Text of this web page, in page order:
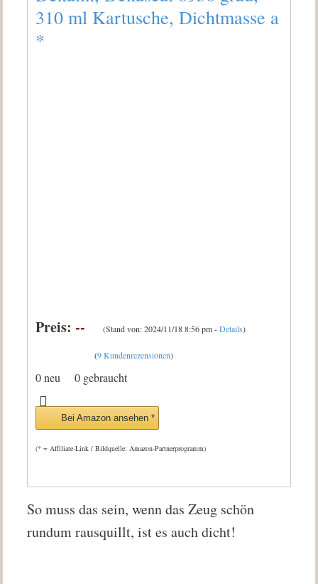
310 ml Kartusche, Dichtmasse a
*
Preis: -- (Stand von: 2024/11/18 8:56 pm -Details)
(9 Kundenrezensionen)
0 neu 0 gebraucht
Bei Amazon ansehen *
(* = Affiliate-Link / Bildquelle: Amazon-Partnerprogramm)
So muss das sein, wenn das Zeug schön
rundum rausquillt, ist es auch dicht!